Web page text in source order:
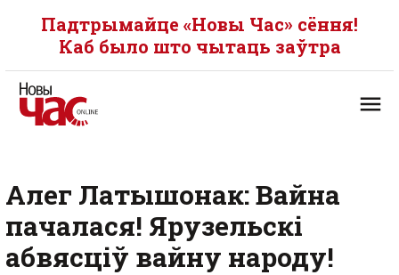
Падтрымайце «Новы Час» сёння!
Каб было што чытаць заўтра
Алег Латышонак: Вайна
пачалася! Ярузельскі
абвясціў вайну народу!